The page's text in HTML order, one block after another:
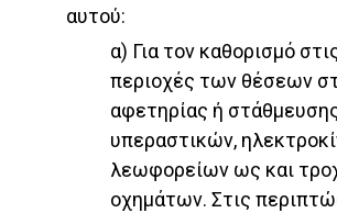
αυτού:
α) Για τον καθορισμό
περιοχές των θέσεων
αφετηρίας ή
υπεραστικών,
λεωφορείων ως και
οχημάτων. Στις